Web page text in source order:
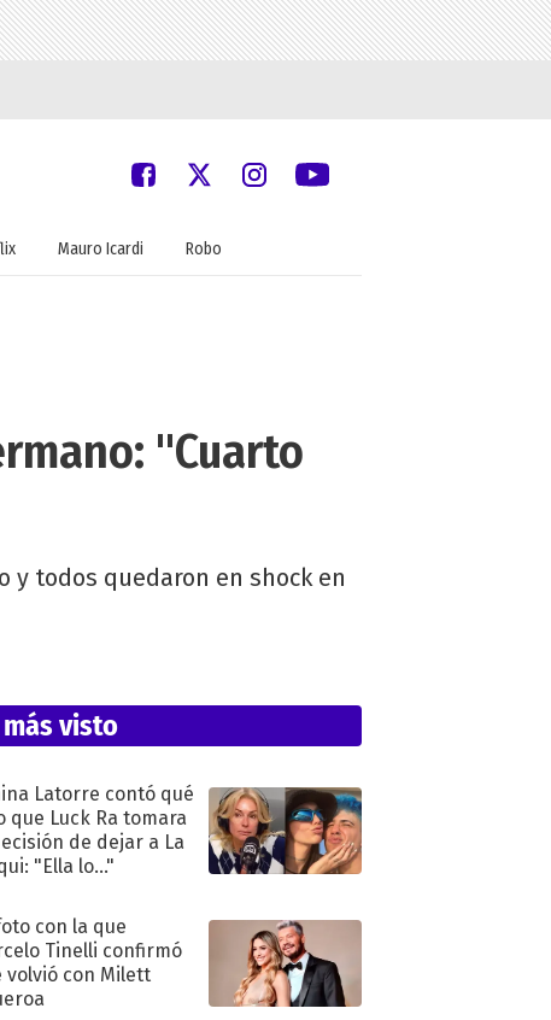
Mauro Icardi Robo
"Cuarto
y todos quedaron en shock en
más visto
Latorre contó qué
que Luck Ra tomara
de dejar a La
"Ella lo..."
con la que
Tinelli confirmó
volvió con Milett